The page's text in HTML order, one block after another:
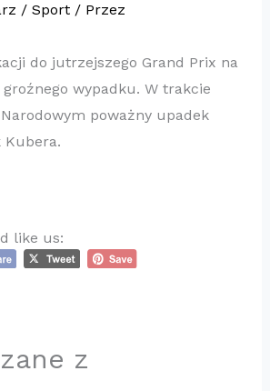
/ Sport/ Przez
do jutrzejszego Grand Prix na
wypadku. W trakcie
poważny upadek
Kubera.
like us:
z